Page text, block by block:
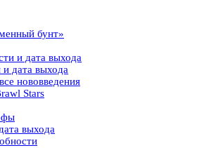
бунт»
и дата выхода
дата выхода
нововведения
Stars
выхода